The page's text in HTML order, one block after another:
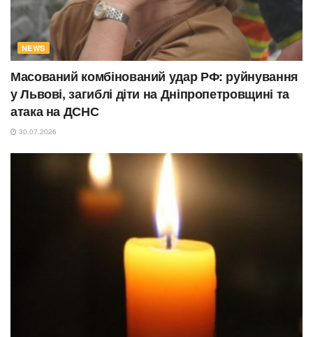
NEWS
Масований комбінований удар РФ: руйнування
у Львові, загиблі діти на Дніпропетровщині та
атака на ДСНС
30.07.2026